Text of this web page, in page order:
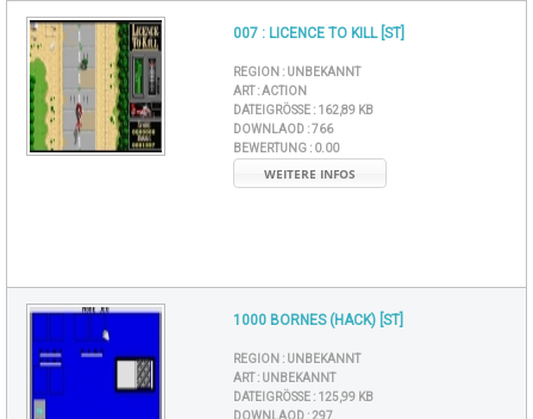
007 : LICENCE TO KILL [ST]
REGION : UNBEKANNT
ART :ACTION
DATEIGRÖSSE : 162,89 KB
DOWNLAOD :766
BEWERTUNG : 0.00
WEITERE INFOS
1000 BORNES (HACK) [ST]
REGION : UNBEKANNT
ART : UNBEKANNT
DATEIGRÖSSE : 125,99 KB
DOWNLAOD :297